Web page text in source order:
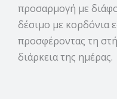
προσαρμογή με
δέσιμο με κορδόνια
προσφέροντας τη
διάρκεια της ημέρας.